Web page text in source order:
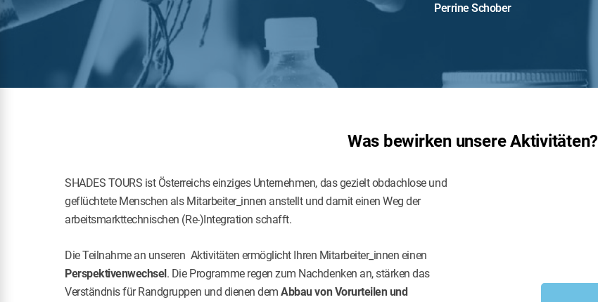
Perrine Schober
Was bewirken unsere Aktivitäten?
SHADES TOURS ist Österreichs einziges Unternehmen, das gezielt obdachlose und
geflüchtete Menschen als Mitarbeiter_innen anstellt und damit einen Weg der
arbeitsmarkttechnischen (Re-)Integration schafft.
Die Teilnahme an unseren Aktivitäten ermöglicht Ihren Mitarbeiter_innen einen
Perspektivenwechsel. Die Programme regen zum Nachdenken an, stärken das
Verständnis für Randgruppen und dienen dem Abbau von Vorurteilen und